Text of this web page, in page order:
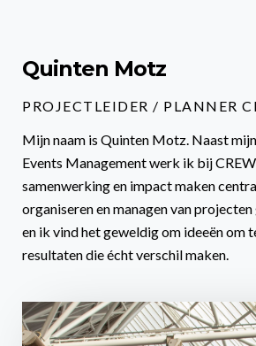
Quinten Motz
PROJECTLEIDER / PLANNER
Mijn naam is Quinten Motz. Naast
Events Management werk ik bij
samenwerking en impact maken
organiseren en managen van
en ik vind het geweldig om ideeën om
resultaten die écht verschil maken.